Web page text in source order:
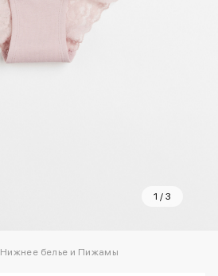
1 / 3
Нижнее белье и Пижамы